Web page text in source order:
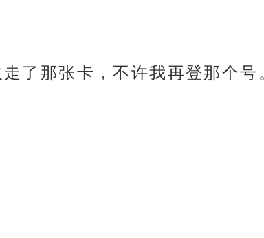
了那张卡，不许我再登那个号